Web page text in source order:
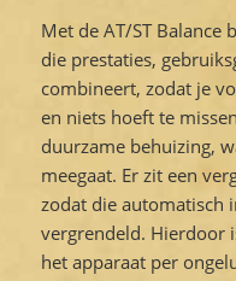
Met de AT/ST Balance
die prestaties,
combineert, zodat je
en niets hoeft te
duurzame behuizing,
meegaat. Er zit een
zodat die automatisch
vergrendeld. Hierdoor
het apparaat per